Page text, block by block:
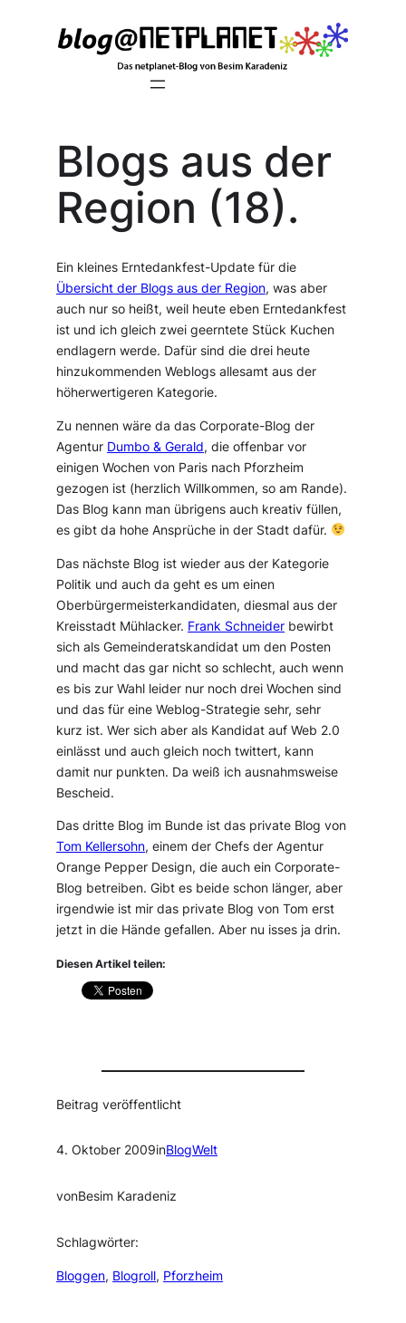
Blogs aus der
Region (18).
Ein kleines Erntedankfest-Update für die
Übersicht der Blogs aus der Region, was aber
auch nur so heißt, weil heute eben Erntedankfest
ist und ich gleich zwei geerntete Stück Kuchen
endlagern werde. Dafür sind die drei heute
hinzukommenden Weblogs allesamt aus der
höherwertigeren Kategorie.
Zu nennen wäre da das Corporate-Blog der
Agentur Dumbo & Gerald, die offenbar vor
einigen Wochen von Paris nach Pforzheim
gezogen ist (herzlich Willkommen, so am Rande).
Das Blog kann man übrigens auch kreativ füllen,
es gibt da hohe Ansprüche in der Stadt dafür.
Das nächste Blog ist wieder aus der Kategorie
Politik und auch da geht es um einen
Oberbürgermeisterkandidaten, diesmal aus der
Kreisstadt Mühlacker. Frank Schneider bewirbt
sich als Gemeinderatskandidat um den Posten
und macht das gar nicht so schlecht, auch wenn
es bis zur Wahl leider nur noch drei Wochen sind
und das für eine Weblog-Strategie sehr, sehr
kurz ist. Wer sich aber als Kandidat auf Web 2.0
einlässt und auch gleich noch twittert, kann
damit nur punkten. Da weiß ich ausnahmsweise
Bescheid.
Das dritte Blog im Bunde ist das private Blog von
Tom Kellersohn, einem der Chefs der Agentur
Orange Pepper Design, die auch ein Corporate-
Blog betreiben. Gibt es beide schon länger, aber
irgendwie ist mir das private Blog von Tom erst
jetzt in die Hände gefallen. Aber nu isses ja drin.
Diesen Artikel teilen:
Beitrag veröffentlicht
4. Oktober 2009inBlogWelt
vonBesim Karadeniz
Schlagwörter:
Bloggen, Blogroll, Pforzheim